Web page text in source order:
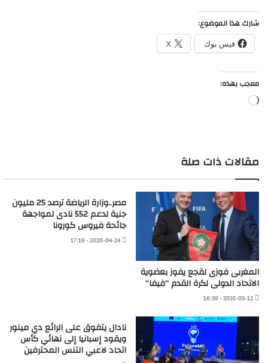
شارك هذا الموضوع:
فيس بوك X
معجب بهذه:
جاري
مقالات ذات صلة
المغربى فوزى لقجع يفوز بعضوية
الاتحاد الدولى لكرة القدم “فيفا”
2025-03-12 - 16:39
مصر..وزارة الرياضة ترصد 25 مليون
جنية لدعم 552 نادى لمواجهة
جائحة فيروس كورونا
2020-04-24 - 17:19
نادال يتفوق على الرائع دي مينور
ويقود إسبانيا إلى نهائي كأس
اتحاد لاعبي التنس المحترفين